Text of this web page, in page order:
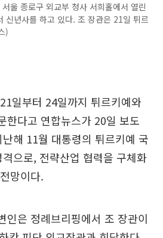
울 종로구 외교부 청사 서희홀에서 열린
신년사를 하고 있다. 조 장관은 21일 튀르
)
일부터 24일까지 튀르키예와
한다고 연합뉴스가 20일 보도
해 11월 대통령의 튀르키예 국
으로, 전략산업 협력을 구체화
망이다.
인은 정례브리핑에서 조 장관이